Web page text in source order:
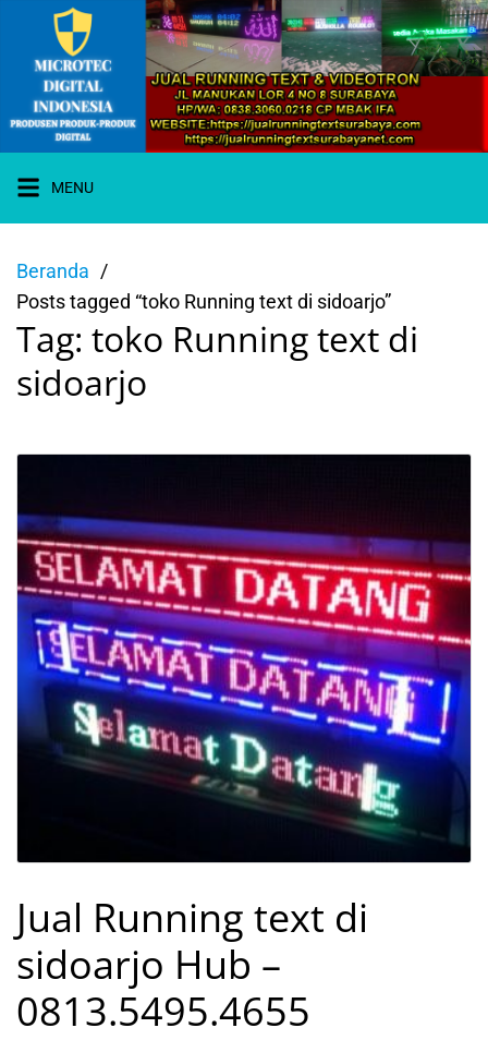
Langsung
konten
WA 0838-
3060-0218
I JUAL
RUNNING
TEXT
SURABAYA
MENU
Beranda
Posts tagged “toko Running text di sidoarjo”
Tag: toko Running text di
sidoarjo
Jual Running text di
sidoarjo Hub –
0813.5495.4655